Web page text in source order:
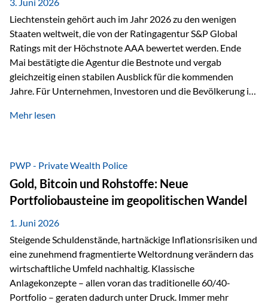
Liechtenstein gehört auch im Jahr 2026 zu den wenigen
Staaten weltweit, die von der Ratingagentur S&P Global
Ratings mit der Höchstnote AAA bewertet werden. Ende
Mai bestätigte die Agentur die Bestnote und vergab
gleichzeitig einen stabilen Ausblick für die kommenden
Jahre. Für Unternehmen, Investoren und die Bevölkerung ist
finanzielle Stabilität des Landes sowie das Vertrauen
trotz Herausforderungen Die weltwirtschaftlichen
Rahmenbedingungen bleiben anspruchsvoll. Geopolitische
Unsicherheiten, eine verhaltene Investitionstätigkeit und
eine schwächere Nachfrage in wichtigen Exportmärkten
beeinflussen auch die liechtensteinische Wirtschaft.
Dennoch sieht…
Mehr lesen
PWP - Private Wealth Police
Gold, Bitcoin und Rohstoffe: Neue
Portfoliobausteine im geopolitischen Wandel
1. Juni 2026
Steigende Schuldenstände, hartnäckige Inflationsrisiken und
eine zunehmend fragmentierte Weltordnung verändern das
wirtschaftliche Umfeld nachhaltig. Klassische
Anlagekonzepte – allen voran das traditionelle 60/40-
Portfolio – geraten dadurch unter Druck. Immer mehr